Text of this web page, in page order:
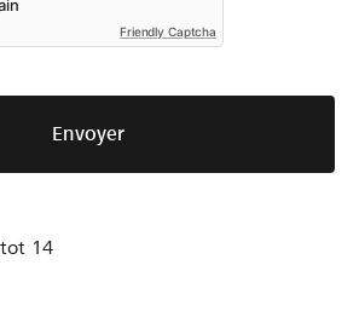
Friendly Captcha
Envoyer
14